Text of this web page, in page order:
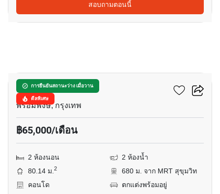
สอบถามตอนนี้
การยืนยันสถานะว่าง เมื่อวาน
ดีลพิเศษ
ฟินน์ สุขุมวิท 31
พร้อมพงษ์, กรุงเทพ
฿65,000/เดือน
2 ห้องนอน
2 ห้องน้ำ
80.14 ม.2
680 ม. จาก MRT สุขุมวิท
คอนโด
ตกแต่งพร้อมอยู่